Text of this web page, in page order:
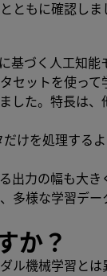
ともに確認しま
に基づく人工知能
ットを使って
した。特長は、
けを処理する
力の幅も大
様な学習デ
か？
機械学習と